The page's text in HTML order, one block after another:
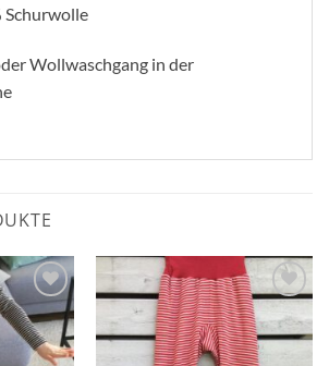
Schurwolle
Wollwaschgang in der
Zum
Zum
Wunschzettel
hinzufügen